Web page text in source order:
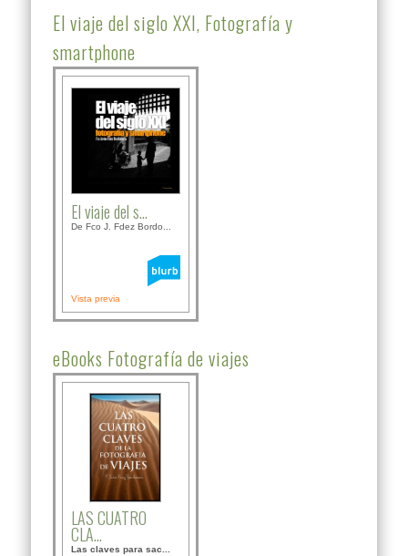
El viaje del siglo XXI, Fotografía y
smartphone
El viaje del s...
De Fco J. Fdez Bordo...
Vista previa
eBooks Fotografía de viajes
LAS CUATRO
CLA...
Las claves para sac...